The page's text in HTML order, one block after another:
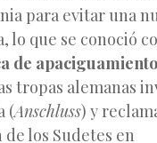
para evitar una
lo que se conoció
de
tropas alemanas
(Anschluss) y
los Sudetes en